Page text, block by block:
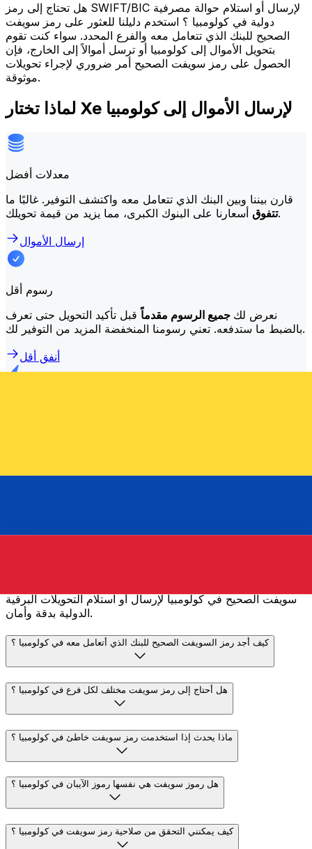
هل تحتاج إلى رمز SWIFT/BIC لإرسال أو استلام حوالة مصرفية
دولية في كولومبيا ؟ استخدم دليلنا للعثور على رمز سويفت
الصحيح للبنك الذي تتعامل معه والفرع المحدد. سواء كنت تقوم
بتحويل الأموال إلى كولومبيا أو ترسل أموالاً إلى الخارج، فإن
الحصول على رمز سويفت الصحيح أمر ضروري لإجراء تحويلات
موثوقة.
لماذا تختار Xe لإرسال الأموال إلى كولومبيا
معدلات أفضل
قارن بيننا وبين البنك الذي تتعامل معه واكتشف التوفير. غالبًا ما
تتفوقأسعارنا على البنوك الكبرى، مما يزيد من قيمة تحويلك.
إرسال الأموال
رسوم أقل
نعرض لك جميع الرسوم مقدماًقبل تأكيد التحويل حتى تعرف
بالضبط ما ستدفعه. تعني رسومنا المنخفضة المزيد من التوفير لك.
أنفق أقل
إرسال أسرع
سويفت الصحيح في كولومبيا لإرسال أو استلام التحويلات البرقية
الدولية بدقة وأمان.
كيف أجد رمز السويفت الصحيح للبنك الذي أتعامل معه في كولومبيا ؟
هل أحتاج إلى رمز سويفت مختلف لكل فرع في كولومبيا ؟
ماذا يحدث إذا استخدمت رمز سويفت خاطئ في كولومبيا ؟
هل رموز سويفت هي نفسها رموز الآيبان في كولومبيا ؟
كيف يمكنني التحقق من صلاحية رمز سويفت في كولومبيا ؟